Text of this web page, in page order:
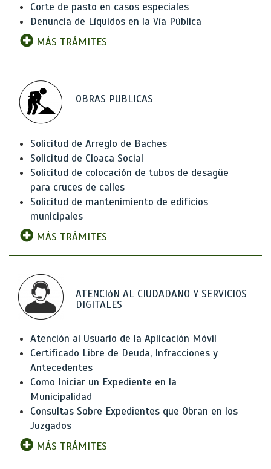
Corte de pasto en casos especiales
Denuncia de Líquidos en la Vía Pública
MÁS TRÁMITES
OBRAS PUBLICAS
Solicitud de Arreglo de Baches
Solicitud de Cloaca Social
Solicitud de colocación de tubos de desagüe
para cruces de calles
Solicitud de mantenimiento de edificios
municipales
MÁS TRÁMITES
ATENCIóN AL CIUDADANO Y SERVICIOS
DIGITALES
Atención al Usuario de la Aplicación Móvil
Certificado Libre de Deuda, Infracciones y
Antecedentes
Como Iniciar un Expediente en la
Municipalidad
Consultas Sobre Expedientes que Obran en los
Juzgados
MÁS TRÁMITES